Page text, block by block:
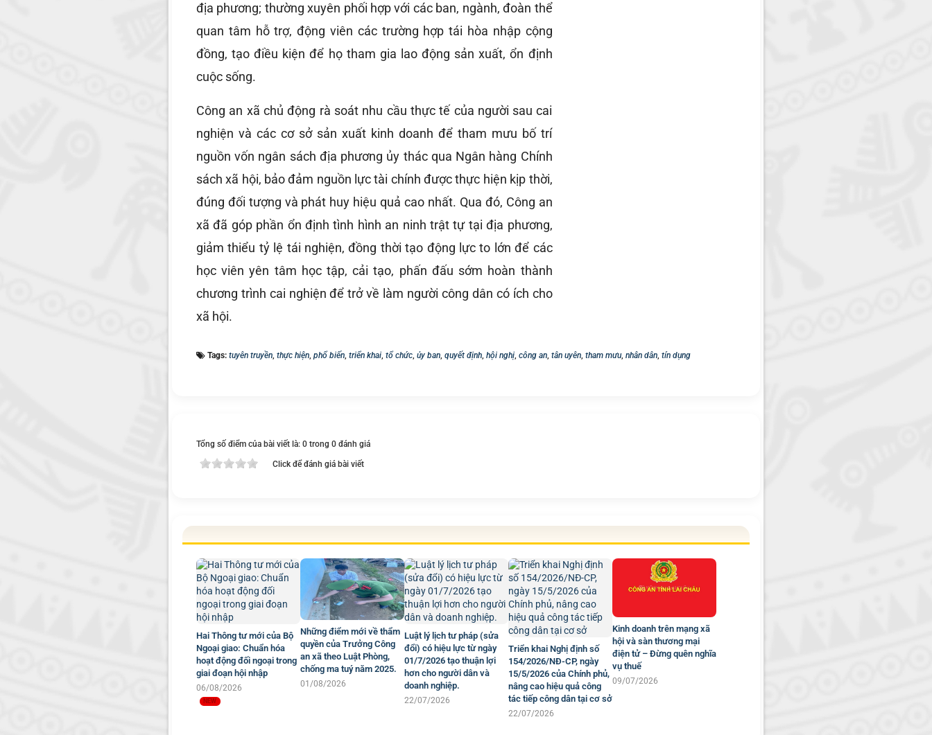
địa phương; thường xuyên phối hợp với các ban, ngành, đoàn thể
quan tâm hỗ trợ, động viên các trường hợp tái hòa nhập cộng
đồng, tạo điều kiện để họ tham gia lao động sản xuất, ổn định
cuộc sống.
Công an xã chủ động rà soát nhu cầu thực tế của người sau cai
nghiện và các cơ sở sản xuất kinh doanh để tham mưu bố trí
nguồn vốn ngân sách địa phương ủy thác qua Ngân hàng Chính
sách xã hội, bảo đảm nguồn lực tài chính được thực hiện kịp thời,
đúng đối tượng và phát huy hiệu quả cao nhất. Qua đó, Công an
xã đã góp phần ổn định tình hình an ninh trật tự tại địa phương,
giảm thiểu tỷ lệ tái nghiện, đồng thời tạo động lực to lớn để các
học viên yên tâm học tập, cải tạo, phấn đấu sớm hoàn thành
chương trình cai nghiện để trở về làm người công dân có ích cho
xã hội.
Tags: tuyên truyền, thực hiện, phổ biến, triển khai, tổ chức, ủy ban, quyết định, hội nghị, công an, tân uyên, tham mưu, nhân dân, tín dụng
Tổng số điểm của bài viết là: 0 trong 0 đánh giá
Click để đánh giá bài viết
Hai Thông tư mới của Bộ
Ngoại giao: Chuẩn hóa
hoạt động đối ngoại trong
giai đoạn hội nhập
06/08/2026
Những điểm mới về thẩm
quyền của Trưởng Công
an xã theo Luật Phòng,
chống ma tuý năm 2025.
01/08/2026
Luật lý lịch tư pháp (sửa
đổi) có hiệu lực từ ngày
01/7/2026 tạo thuận lợi
hơn cho người dân và
doanh nghiệp.
22/07/2026
Triển khai Nghị định số
154/2026/NĐ-CP, ngày
15/5/2026 của Chính phủ,
nâng cao hiệu quả công
tác tiếp công dân tại cơ sở
22/07/2026
Kinh doanh trên mạng xã
hội và sàn thương mại
điện tử – Đừng quên nghĩa
vụ thuế
09/07/2026